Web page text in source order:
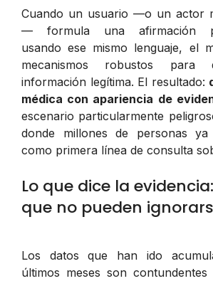
Cuando un usuario —o un actor
— formula una afirmación
usando ese mismo lenguaje, el
mecanismos robustos para
información legítima. El resultado:
médica con apariencia de
escenario particularmente
donde millones de personas
como primera línea de consulta
Lo que dice la
que no pueden
Los datos que han ido
últimos meses son